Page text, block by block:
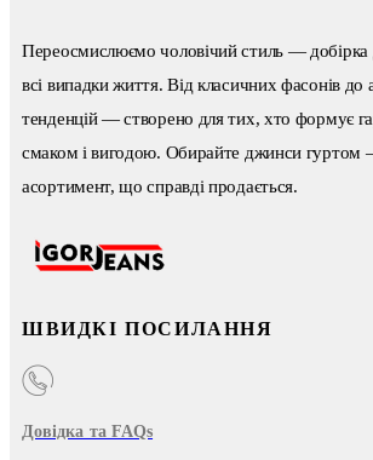
Переосмислюємо чоловічий стиль — добірка
всі випадки життя. Від класичних фасонів до
тенденцій — створено для тих, хто формує
смаком і вигодою. Обирайте джинси гуртом
асортимент, що справді продається.
ШВИДКІ ПОСИЛАННЯ
Довідка та FAQs